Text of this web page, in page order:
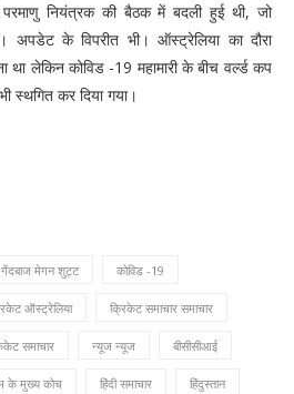
परमाणु नियंत्रक की बैठक में बदली हुई थी, जो
अपडेट के विपरीत भी। ऑस्ट्रेलिया का दौरा
लेकिन कोविड -19 महामारी के बीच वर्ल्ड कप
स्थगित कर दिया गया।
मेगन शुट्ट कोविड -19
ऑस्ट्रेलिया क्रिकेट समाचार समाचार
समाचार न्यूज न्यूज बीसीसीआई
के मुख्य कोच हिंदी समाचार हिंदुस्तान